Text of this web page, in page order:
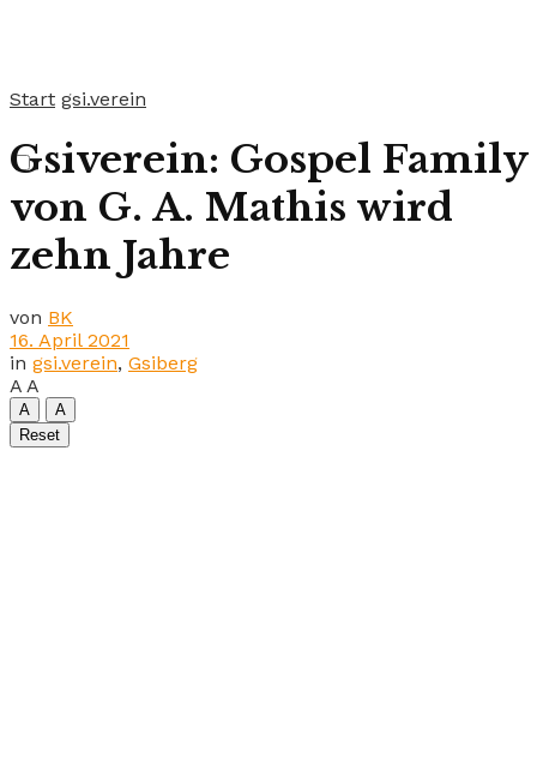
Start gsi.verein
Gsiverein: Gospel Family
von G. A. Mathis wird
zehn Jahre
von BK
16. April 2021
in gsi.verein, Gsiberg
A A
A
A
Reset